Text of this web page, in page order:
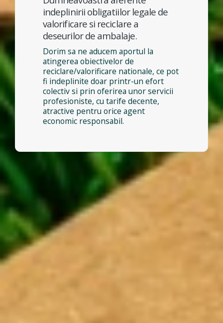
indeplinirii obligatiilor legale de
valorificare si reciclare a
deseurilor de ambalaje.
Dorim sa ne aducem aportul la
atingerea obiectivelor de
reciclare/valorificare nationale, ce pot
fi indeplinite doar printr-un efort
colectiv si prin oferirea unor servicii
profesioniste, cu tarife decente,
atractive pentru orice agent
economic responsabil.